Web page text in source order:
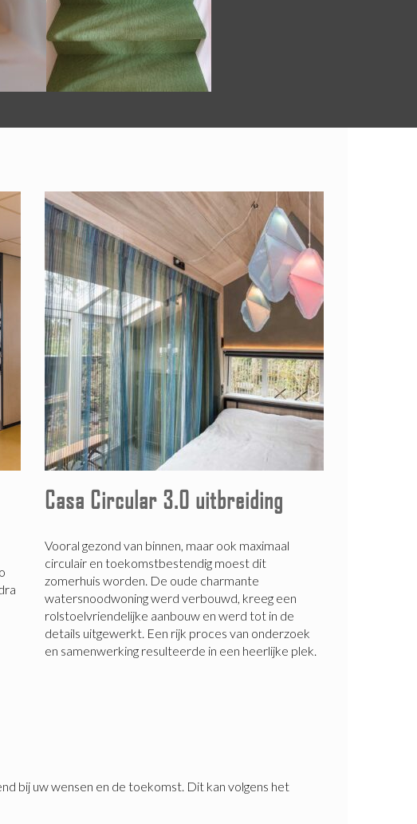
Casa Circular 3.0 uitbreiding
Vooral gezond van binnen, maar ook maximaal
circulair en toekomstbestendig moest dit
zomerhuis worden. De oude charmante
watersnoodwoning werd verbouwd, kreeg een
rolstoelvriendelijke aanbouw en werd tot in de
details uitgewerkt. Een rijk proces van onderzoek
en samenwerking resulteerde in een heerlijke plek.
bij uw wensen en de toekomst. Dit kan volgens het